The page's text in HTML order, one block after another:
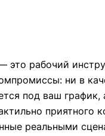
рабочий
ни в
под ваш
приятного
реальными